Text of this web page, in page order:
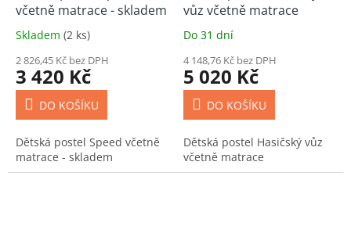
včetně matrace - skladem
Skladem (2 ks)
2 826,45 Kč bez DPH
3 420 Kč
DO KOŠÍKU
Dětská postel Speed včetně
matrace - skladem
vůz včetně matrace
Do 31 dní
4 148,76 Kč bez DPH
5 020 Kč
DO KOŠÍKU
Dětská postel Hasičský vůz
včetně matrace